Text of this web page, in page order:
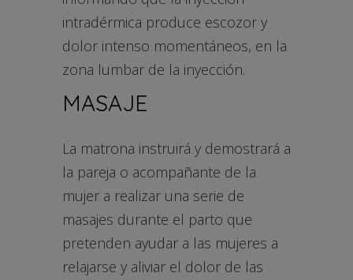
intradérmica produce escozor y
dolor intenso momentáneos, en la
zona lumbar de la inyección.
MASAJE
La matrona instruirá y demostrará a
la pareja o acompañante de la
mujer a realizar una serie de
masajes durante el parto que
pretenden ayudar a las mujeres a
relajarse y aliviar el dolor de las